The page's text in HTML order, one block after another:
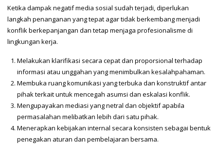
Ketika dampak negatif media sosial sudah terjadi, diperlukan
langkah penanganan yang tepat agar tidak berkembang menjadi
konflik berkepanjangan dan tetap menjaga profesionalisme di
lingkungan kerja.
Melakukan klarifikasi secara cepat dan proporsional terhadap
informasi atau unggahan yang menimbulkan kesalahpahaman.
Membuka ruang komunikasi yang terbuka dan konstruktif antar
pihak terkait untuk mencegah asumsi dan eskalasi konflik.
Mengupayakan mediasi yang netral dan objektif apabila
permasalahan melibatkan lebih dari satu pihak.
Menerapkan kebijakan internal secara konsisten sebagai bentuk
penegakan aturan dan pembelajaran bersama.